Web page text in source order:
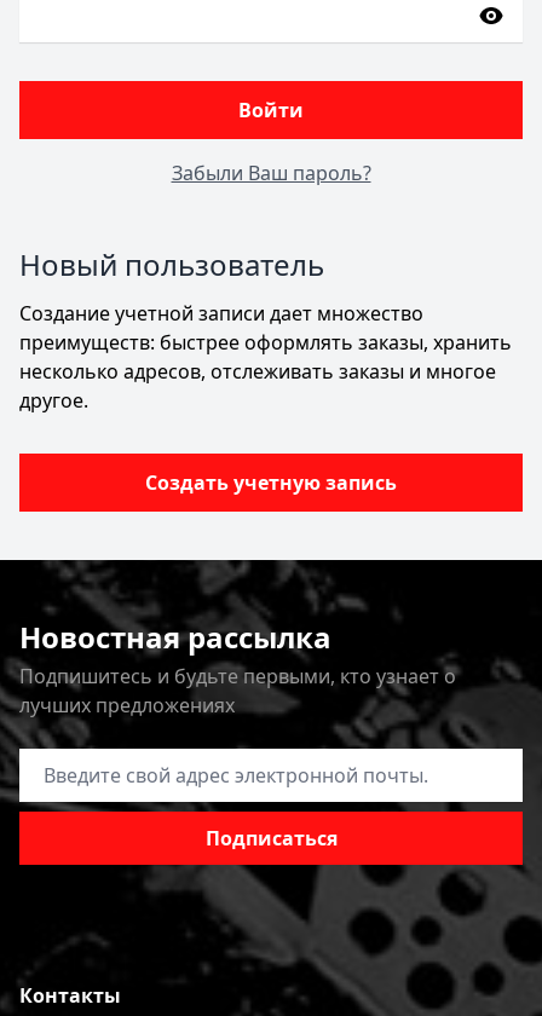
Войти
Забыли Ваш пароль?
Новый пользователь
Создание учетной записи дает множество
преимуществ: быстрее оформлять заказы, хранить
несколько адресов, отслеживать заказы и многое
другое.
Создать учетную запись
Новостная рассылка
Подпишитесь и будьте первыми, кто узнает о
лучших предложениях
Адрес электронной почты
Подписаться
Контакты